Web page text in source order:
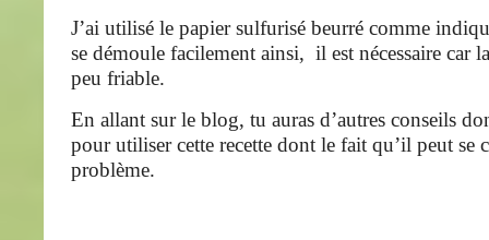
J’ai utilisé le papier sulfurisé beurré comme
se démoule facilement ainsi, il est nécessaire car
peu friable.
En allant sur le blog, tu auras d’autres conseils
pour utiliser cette recette dont le fait qu’il peut se
problème.